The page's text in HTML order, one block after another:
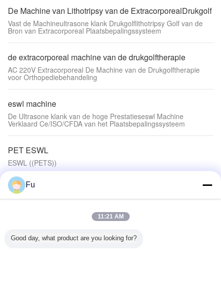
De Machine van Lithotripsy van de ExtracorporealDrukgolf
Vast de Machineultrasone klank Drukgolflithotripsy Golf van de
Bron van Extracorporeal Plaatsbepalingssysteem
de extracorporeal machine van de drukgolftherapie
AC 220V Extracorporeal De Machine van de Drukgolftherapie
voor Orthopediebehandeling
eswl machine
De Ultrasone klank van de hoge Prestatieseswl Machine
Verklaard Ce/ISO/CFDA van het Plaatsbepalingssysteem
PET ESWL
ESWL ((PETS))
ESWL ((PETS))
Automatische ESWL
Automatisch röntgenstelsel
Schokgolfmeldingsapparaat
Fu
11:21 AM
Good day, what product are you looking for?